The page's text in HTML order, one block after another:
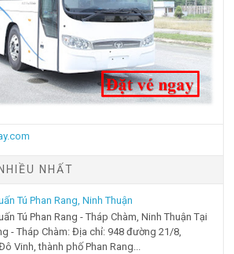
NHẤT
Tú Phan Rang, Ninh Thuận
Tú Phan Rang - Tháp Chàm, Ninh Thuận Tại
- Tháp Chàm: Địa chỉ: 948 đường 21/8,
Vinh, thành phố Phan Rang...